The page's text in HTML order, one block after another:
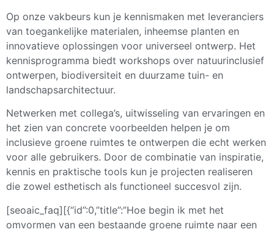
Op onze vakbeurs kun je kennismaken met leveranciers
van toegankelijke materialen, inheemse planten en
innovatieve oplossingen voor universeel ontwerp. Het
kennisprogramma biedt workshops over natuurinclusief
ontwerpen, biodiversiteit en duurzame tuin- en
landschapsarchitectuur.
Netwerken met collega’s, uitwisseling van ervaringen en
het zien van concrete voorbeelden helpen je om
inclusieve groene ruimtes te ontwerpen die echt werken
voor alle gebruikers. Door de combinatie van inspiratie,
kennis en praktische tools kun je projecten realiseren
die zowel esthetisch als functioneel succesvol zijn.
[seoaic_faq][{“id”:0,”title”:”Hoe begin ik met het
omvormen van een bestaande groene ruimte naar een